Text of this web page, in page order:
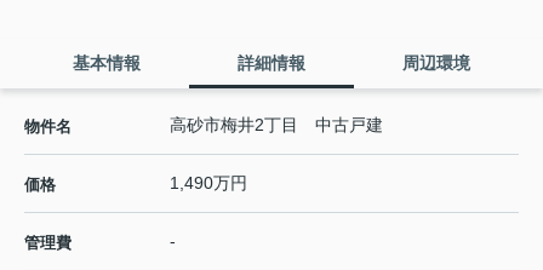
基本情報 詳細情報 周辺環境
物件名 高砂市梅井2丁目 中古戸建
価格 1,490万円
管理費 -